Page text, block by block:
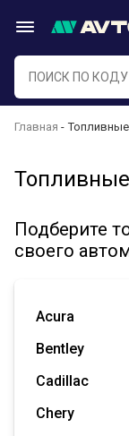
Главная
Подберите
своего
Acura
Bentley
Cadillac
Chery